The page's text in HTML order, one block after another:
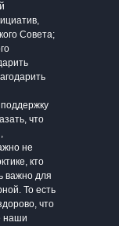
Совета;
что
не
кто
важно для
То есть
что
наши